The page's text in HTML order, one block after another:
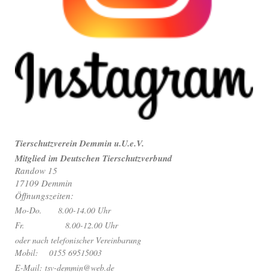
Tierschutzverein Demmin u.U.e.V.
Mitglied im Deutschen Tierschutzverbund
Randow 15
17109 Demmin
Öffnungszeiten:
Mo-Do. 8.00-14.00 Uhr
Fr. 8.00-12.00 Uhr
oder nach telefonischer Vereinbarung
Mobil: 0155 69515003
E-Mail: tsv-demmin@web.de